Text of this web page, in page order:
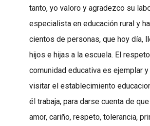
tanto, yo valoro y agradezco su
especialista en educación rural y
cientos de personas, que hoy día,
hijos e hijas a la escuela. El
comunidad educativa es ejemplar
visitar el establecimiento
él trabaja, para darse cuenta de
amor, cariño, respeto, tolerancia,